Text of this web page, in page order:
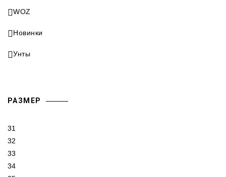
WOZ
Новинки
Унты
РАЗМЕР
31
32
33
34